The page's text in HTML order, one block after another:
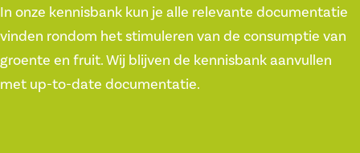
In onze kennisbank kun je alle relevante documentatie
vinden rondom het stimuleren van de consumptie van
groente en fruit. Wij blijven de kennisbank aanvullen
met up-to-date documentatie.